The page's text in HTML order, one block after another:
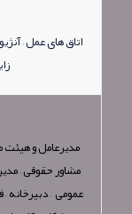
مدیرعامل و هیئت
مشاور حقوقی –